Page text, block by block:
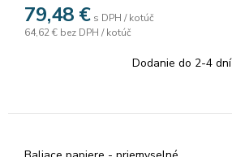
79,48 € s DPH / kotúč
64,62 € bez DPH / kotúč
Dodanie do 2-4 dní